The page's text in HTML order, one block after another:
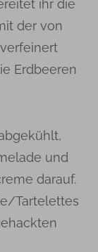
ihr die
der von
Erdbeeren
und
darauf.
Tartelettes